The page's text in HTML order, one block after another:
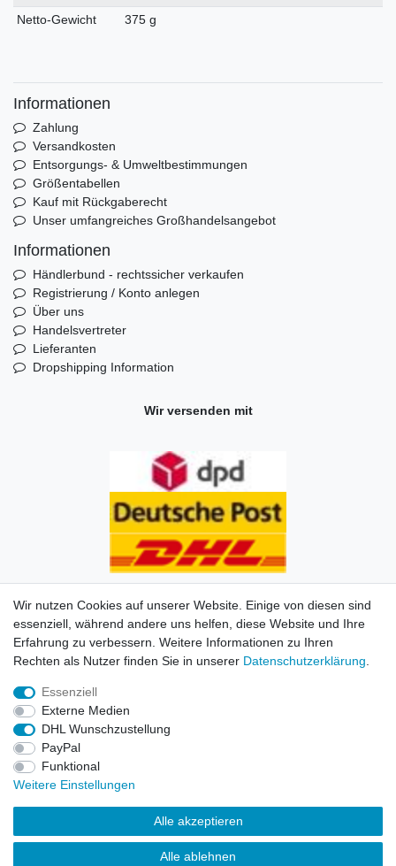
Netto-Gewicht
375 g
Informationen
Zahlung
Versandkosten
Entsorgungs- & Umweltbestimmungen
Größentabellen
Kauf mit Rückgaberecht
Unser umfangreiches Großhandelsangebot
Informationen
Händlerbund - rechtssicher verkaufen
Registrierung / Konto anlegen
Über uns
Handelsvertreter
Lieferanten
Dropshipping Information
Wir versenden mit
Impressum Daten­schutz­erklärung AGB Kontakt
© Copyright 2026 | Alle Rechte vorbehalten. HL-
Handelsgesellschaft mbH.
Alle Markennamen, Warenzeichen sowie sämtliche
Produktbilder und Beschreibungen sind Eigentum Ihrer
rechtmäßigen Eigentümer und dienen hier nur der
Preise nur für registrierte Händler, ansonsten zeigt der
Wir nutzen Cookies auf unserer Website. Einige von diesen sind
essenziell, während andere uns helfen, diese Website und Ihre
Erfahrung zu verbessern. Weitere Informationen zu Ihren
Rechten als Nutzer finden Sie in unserer Daten­schutz­erklärung
Essenziell
Externe Medien
DHL Wunschzustellung
PayPal
Funktional
Weitere Einstellungen
Alle akzeptieren
Alle ablehnen